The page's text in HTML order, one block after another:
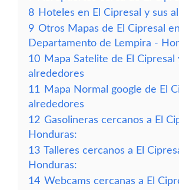
8 Hoteles en El Cipresal y sus
9 Otros Mapas de El Cipresal en
Departamento de Lempira -
10 Mapa Satelite de El Cipresal
alrededores
11
Mapa Normal google de El
alrededores
12 Gasolineras cercanos a El
Honduras:
13 Talleres cercanos a El
Honduras:
14 Webcams cercanas a El